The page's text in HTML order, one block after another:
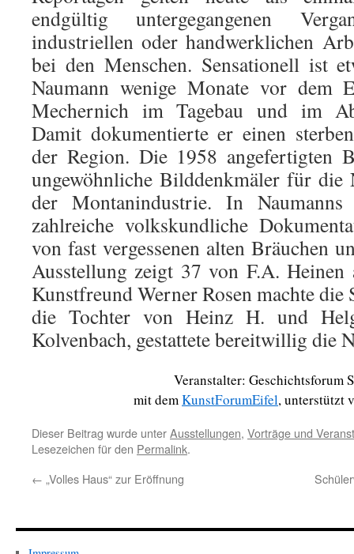
endgültig untergegangenen
industriellen oder handwerklichen
bei den Menschen. Sensationell ist
Naumann wenige Monate vor dem
Mechernich im Tagebau und im
Damit dokumentierte er einen
der Region. Die 1958 angefertigten
ungewöhnliche Bilddenkmäler für die
der Montanindustrie. In
zahlreiche volkskundliche
von fast vergessenen alten Bräuchen
Ausstellung zeigt 37 von F.A. Heinen
Kunstfreund Werner Rosen machte
die Tochter von Heinz H. und
Kolvenbach, gestattete bereitwillig die
Veranstalter: Geschichtsforum
mit demKunstForumEifel, unterstützt
Dieser Beitrag wurde unterAusstellungen, Vorträge und
Lesezeichen für den Permalink.
← „Volles Haus“ zur Eröffnung